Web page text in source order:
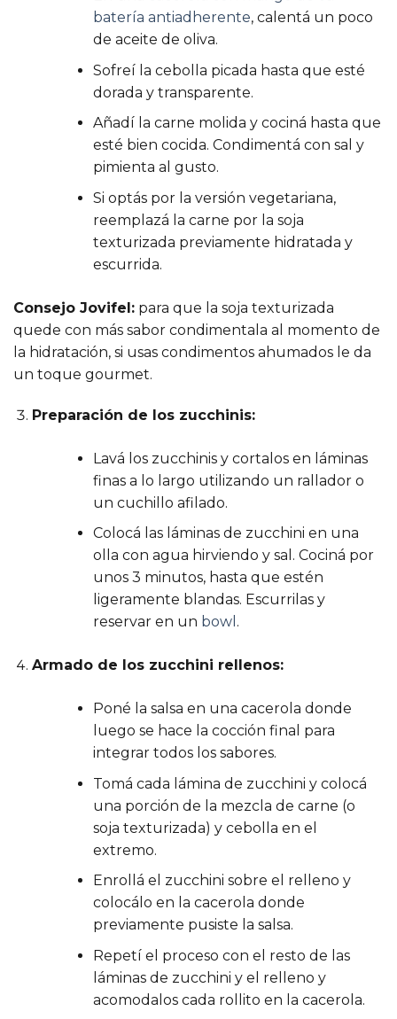
batería antiadherente, calentá un poco
de aceite de oliva.
Sofreí la cebolla picada hasta que esté
dorada y transparente.
Añadí la carne molida y cociná hasta que
esté bien cocida. Condimentá con sal y
pimienta al gusto.
Si optás por la versión vegetariana,
reemplazá la carne por la soja
texturizada previamente hidratada y
escurrida.
Consejo Jovifel: para que la soja texturizada
quede con más sabor condimentala al momento de
la hidratación, si usas condimentos ahumados le da
un toque gourmet.
Preparación de los zucchinis:
Lavá los zucchinis y cortalos en láminas
finas a lo largo utilizando un rallador o
un cuchillo afilado.
Colocá las láminas de zucchini en una
olla con agua hirviendo y sal. Cociná por
unos 3 minutos, hasta que estén
ligeramente blandas. Escurrilas y
reservar en un bowl .
Armado de los zucchini rellenos:
Poné la salsa en una cacerola donde
luego se hace la cocción final para
integrar todos los sabores.
Tomá cada lámina de zucchini y colocá
una porción de la mezcla de carne (o
soja texturizada) y cebolla en el
extremo.
Enrollá el zucchini sobre el relleno y
colocálo en la cacerola donde
previamente pusiste la salsa.
Repetí el proceso con el resto de las
láminas de zucchini y el relleno y
acomodalos cada rollito en la cacerola.